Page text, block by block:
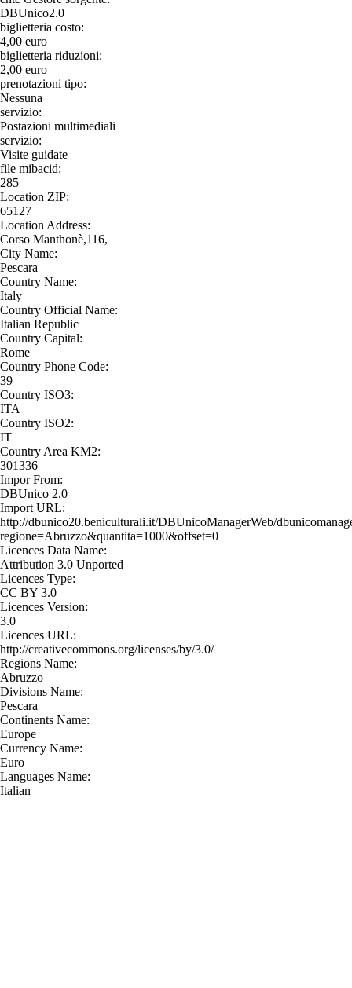
DBUnico2.0
biglietteria costo:
4,00 euro
biglietteria riduzioni:
2,00 euro
prenotazioni tipo:
Nessuna
servizio:
Postazioni multimediali
servizio:
Visite guidate
file mibacid:
285
Location ZIP:
65127
Location Address:
Corso Manthonè,116,
City Name:
Pescara
Country Name:
Italy
Country Official Name:
Italian Republic
Country Capital:
Rome
Country Phone Code:
39
Country ISO3:
ITA
Country ISO2:
IT
Country Area KM2:
301336
Impor From:
DBUnico 2.0
Import URL:
http://dbunico20.beniculturali.it/DBUnicoManagerWeb/
regione=Abruzzo&quantita=1000&offset=0
Licences Data Name:
Attribution 3.0 Unported
Licences Type:
CC BY 3.0
Licences Version:
3.0
Licences URL:
http://creativecommons.org/licenses/by/3.0/
Regions Name:
Abruzzo
Divisions Name:
Pescara
Continents Name:
Europe
Currency Name:
Euro
Languages Name:
Italian